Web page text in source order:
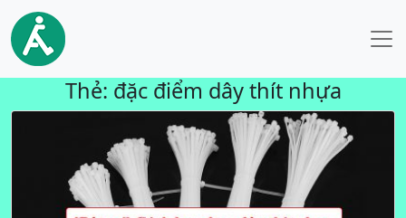
Thẻ: đặc điểm dây thít nhựa